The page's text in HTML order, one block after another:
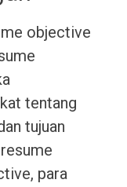
objective
tentang
tujuan
para